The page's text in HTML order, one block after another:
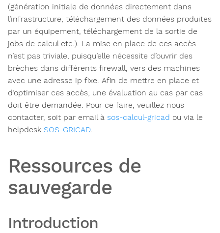
(génération initiale de données directement dans
l’infrastructure, téléchargement des données produites
par un équipement, téléchargement de la sortie de
jobs de calcul etc.). La mise en place de ces accès
n’est pas triviale, puisqu’elle nécessite d’ouvrir des
brèches dans différents firewall, vers des machines
avec une adresse ip fixe. Afin de mettre en place et
d’optimiser ces accès, une évaluation au cas par cas
doit être demandée. Pour ce faire, veuillez nous
contacter, soit par email à sos-calcul-gricad ou via le
helpdesk SOS-GRICAD.
Ressources de
sauvegarde
Introduction